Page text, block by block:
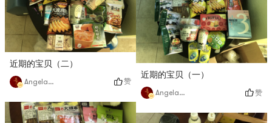
近期的宝贝（二）
Angela猫猫 赞
近期的宝贝（一）
Angela猫猫 赞